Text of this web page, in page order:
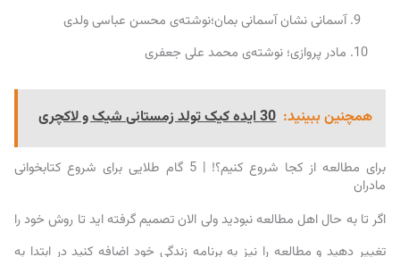
آسمانی نشان آسمانی بمان؛نوشته‌ی محسن عباسی ولدی
مادر پروازی؛ نوشته‌ی محمد علی جعفری
همچنین ببینید: 30 ایده کیک تولد زمستانی شیک و لاکچری
برای مطالعه از کجا شروع کنیم؟! | 5 گام طلایی برای شروع کتابخوانی
مادران
اگر تا به حال اهل مطالعه نبودید ولی الان تصمیم گرفته اید تا روش خود را
تغییر دهید و مطالعه را نیز به برنامه زندگی خود اضافه کنید در ابتدا به